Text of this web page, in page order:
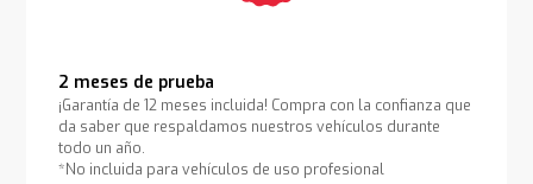
2 meses de prueba
¡Garantía de 12 meses incluida! Compra con la confianza que
da saber que respaldamos nuestros vehículos durante
todo un año.
*No incluida para vehículos de uso profesional